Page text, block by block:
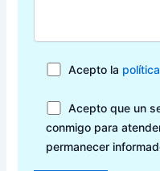
Acepto la
Acepto que un
conmigo para
permanecer